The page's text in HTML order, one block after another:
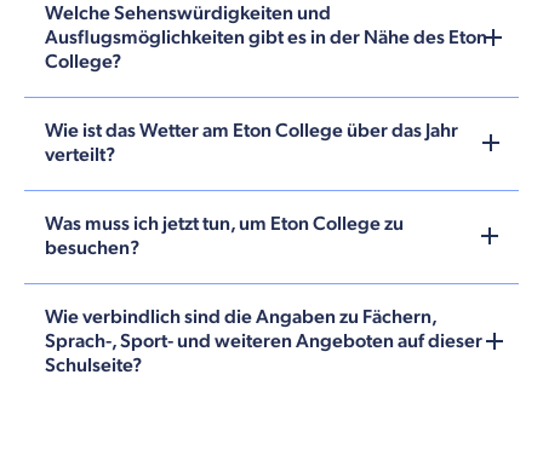
Welche Sehenswürdigkeiten und
Ausflugsmöglichkeiten gibt es in der Nähe des Eton
College?
Wie ist das Wetter am Eton College über das Jahr
verteilt?
Was muss ich jetzt tun, um Eton College zu
besuchen?
Wie verbindlich sind die Angaben zu Fächern,
Sprach-, Sport- und weiteren Angeboten auf dieser
Schulseite?